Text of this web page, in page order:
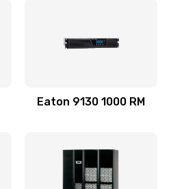
Eaton 9130 1000 RM